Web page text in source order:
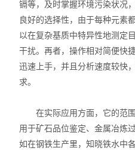
镉等，及时掌握环境污染状况
良好的选择性，由于每种元素
以在复杂基质中特异性地测定
干扰。再者，操作相对简便快
迅速上手，并且分析速度较快
求。
在实际应用方面，它的范围
用于矿石品位鉴定、金属冶炼
如在钢铁生产里，知晓铁水中